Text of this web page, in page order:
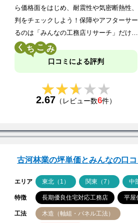
ら価格面をはじめ、耐震性や気密断熱性
判をチェックしよう！保障やアフターサ
るのは「みんなの工務店リサーチ」だけ…
く こ
口コミによる評判
★★★★★
★★★★★
2.67 （レビュー数6件）
古河林業の坪単価とみんなの口
エリア 東北（1） 関東（7） 中
特徴 長期優良住宅対応工務店 平屋
工法 木造（軸組・パネル工法）